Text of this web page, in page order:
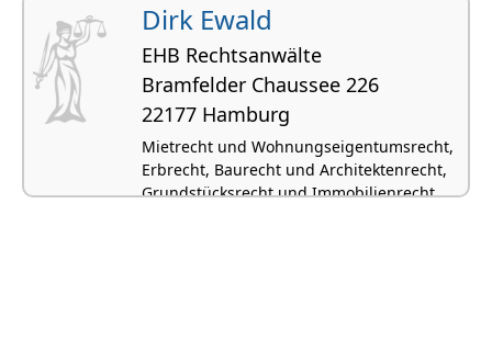
Dirk Ewald
EHB Rechtsanwälte
Bramfelder Chaussee 226
22177 Hamburg
Mietrecht und Wohnungseigentumsrecht,
Erbrecht, Baurecht und Architektenrecht,
Grundstücksrecht und Immobilienrecht,